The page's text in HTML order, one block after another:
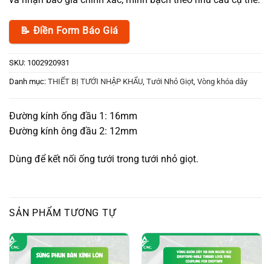
📝 Điền Form Báo Giá
SKU: 1002920931
Danh mục: THIẾT BỊ TƯỚI NHẬP KHẨU Tưới Nhỏ Giọt Vòng khóa dây
Đường kính ống đầu 1: 16mm
Đường kính ông đầu 2: 12mm
Dùng để kết nối ống tưới trong tưới nhỏ giọt.
SẢN PHẨM TƯƠNG TỰ